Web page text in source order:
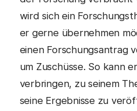
wird sich ein
er gerne übernehmen
einen Forschungsantrag
um Zuschüsse. So kann
verbringen, zu seinem
seine Ergebnisse zu